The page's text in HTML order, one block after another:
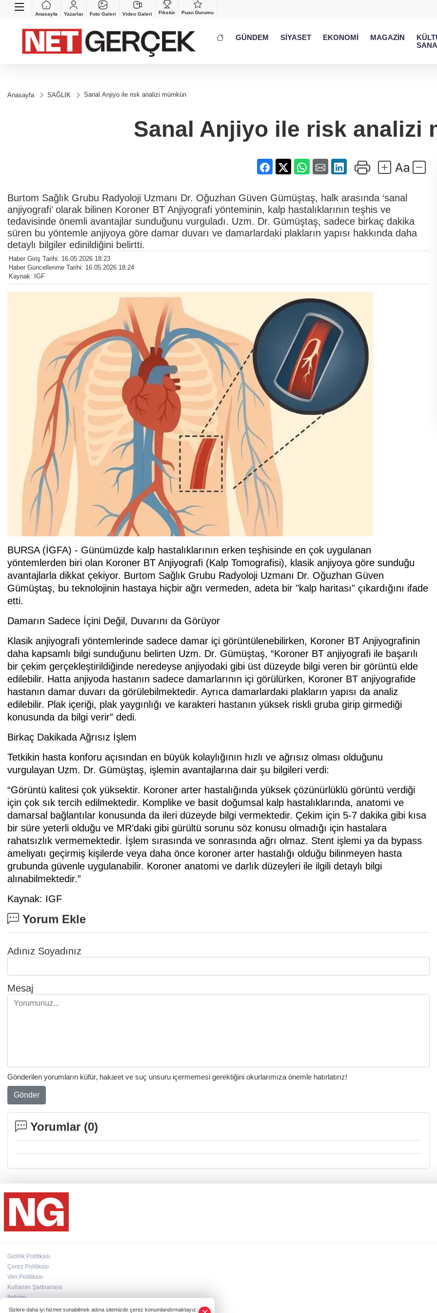
Anasayfa Yazarlar Foto Galeri Video Galeri Fikstür Puan Durumu
GÜNDEM SİYASET EKONOMİ MAGAZİN
Anasayfa SAĞLIK Sanal Anjiyo ile risk analizi mümkün
Sanal Anjiyo ile risk analizi
Burtom Sağlık Grubu Radyoloji Uzmanı Dr. Oğuzhan Güven Gümüştaş, halk arasında ‘sanal
anjiyografi’ olarak bilinen Koroner BT Anjiyografi yönteminin, kalp hastalıklarının teşhis ve
tedavisinde önemli avantajlar sunduğunu vurguladı. Uzm. Dr. Gümüştaş, sadece birkaç dakika
süren bu yöntemle anjiyoya göre damar duvarı ve damarlardaki plakların yapısı hakkında daha
detaylı bilgiler edinildiğini belirtti.
Haber Giriş Tarihi: 16.05.2026 18:23
Haber Güncellenme Tarihi: 16.05.2026 18:24
Kaynak: IGF
BURSA (İGFA) - Günümüzde kalp hastalıklarının erken teşhisinde en çok uygulanan
yöntemlerden biri olan Koroner BT Anjiyografi (Kalp Tomografisi), klasik anjiyoya göre sunduğu
avantajlarla dikkat çekiyor. Burtom Sağlık Grubu Radyoloji Uzmanı Dr. Oğuzhan Güven
Gümüştaş, bu teknolojinin hastaya hiçbir ağrı vermeden, adeta bir "kalp haritası" çıkardığını ifade
etti.
Damarın Sadece İçini Değil, Duvarını da Görüyor
Klasik anjiyografi yöntemlerinde sadece damar içi görüntülenebilirken, Koroner BT Anjiyografinin
daha kapsamlı bilgi sunduğunu belirten Uzm. Dr. Gümüştaş, “Koroner BT anjiyografi ile başarılı
bir çekim gerçekleştirildiğinde neredeyse anjiyodaki gibi üst düzeyde bilgi veren bir görüntü elde
edilebilir. Hatta anjiyoda hastanın sadece damarlarının içi görülürken, Koroner BT anjiyografide
hastanın damar duvarı da görülebilmektedir. Ayrıca damarlardaki plakların yapısı da analiz
edilebilir. Plak içeriği, plak yaygınlığı ve karakteri hastanın yüksek riskli gruba girip girmediği
konusunda da bilgi verir” dedi.
Birkaç Dakikada Ağrısız İşlem
Tetkikin hasta konforu açısından en büyük kolaylığının hızlı ve ağrısız olması olduğunu
vurgulayan Uzm. Dr. Gümüştaş, işlemin avantajlarına dair şu bilgileri verdi:
“Görüntü kalitesi çok yüksektir. Koroner arter hastalığında yüksek çözünürlüklü görüntü verdiği
için çok sık tercih edilmektedir. Komplike ve basit doğumsal kalp hastalıklarında, anatomi ve
damarsal bağlantılar konusunda da ileri düzeyde bilgi vermektedir. Çekim için 5-7 dakika gibi kısa
bir süre yeterli olduğu ve MR’daki gibi gürültü sorunu söz konusu olmadığı için hastalara
rahatsızlık vermemektedir. İşlem sırasında ve sonrasında ağrı olmaz. Stent işlemi ya da bypass
ameliyatı geçirmiş kişilerde veya daha önce koroner arter hastalığı olduğu bilinmeyen hasta
grubunda güvenle uygulanabilir. Koroner anatomi ve darlık düzeyleri ile ilgili detaylı bilgi
alınabilmektedir.”
Kaynak: IGF
Yorum Ekle
Adınız Soyadınız
Mesaj
Gönderilen yorumların küfür, hakaret ve suç unsuru içermemesi gerektiğini okurlarımıza önemle hatırlatırız!
Gönder
Yorumlar (0)
Gizlilik Politikası
Çerez Politikası
Veri Politikası
Kullanım Şartnamesi
İletişim
Künye
Sizlere daha iyi hizmet sunabilmek adına sitemizde çerez konumlandırmaktayız.